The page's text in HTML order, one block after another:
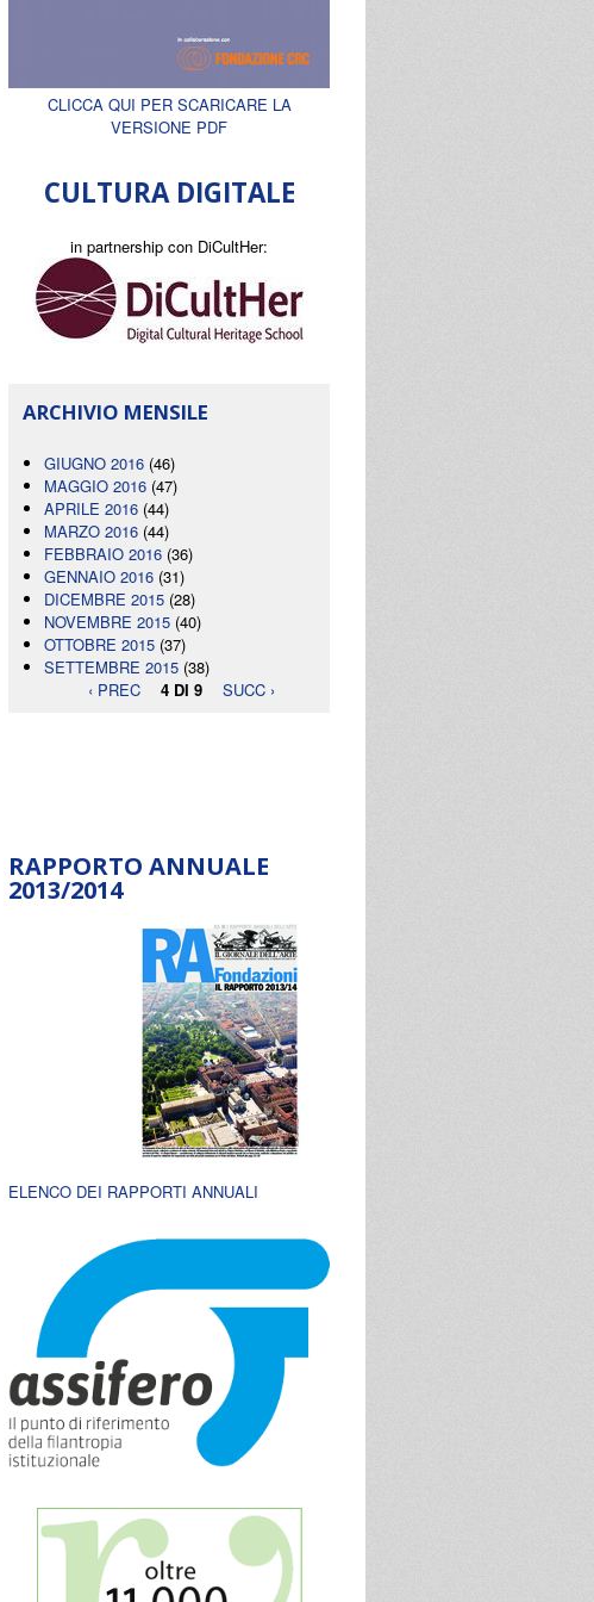
CLICCA QUI PER SCARICARE LA
VERSIONE PDF
CULTURA DIGITALE
in partnership con DiCultHer:
ARCHIVIO MENSILE
GIUGNO 2016 (46)
MAGGIO 2016 (47)
APRILE 2016 (44)
MARZO 2016 (44)
FEBBRAIO 2016 (36)
GENNAIO 2016 (31)
DICEMBRE 2015 (28)
NOVEMBRE 2015 (40)
OTTOBRE 2015 (37)
SETTEMBRE 2015 (38)
‹ PREC
4 DI 9 SUCC ›
RAPPORTO ANNUALE
2013/2014
ELENCO DEI RAPPORTI ANNUALI